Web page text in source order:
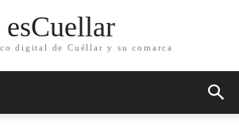
esCuellar
digital de Cuéllar y su comarca